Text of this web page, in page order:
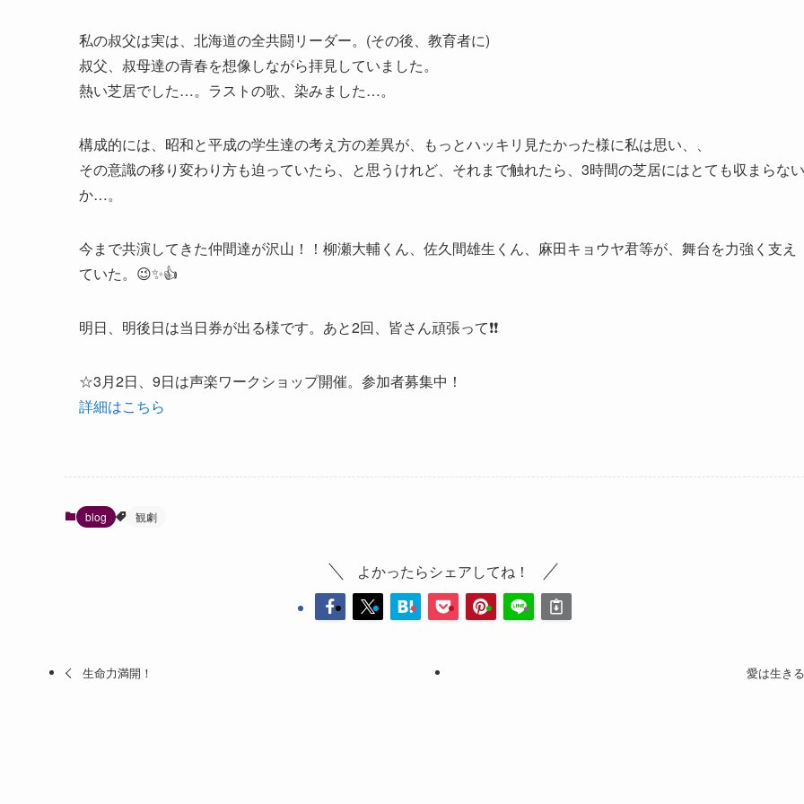
私の叔父は実は、北海道の全共闘リーダー。(その後、教育者に)
叔父、叔母達の青春を想像しながら拝見していました。
熱い芝居でした…。ラストの歌、染みました…。
構成的には、昭和と平成の学生達の考え方の差異が、もっとハッキリ見たかった様に私は思い、、
その意識の移り変わり方も迫っていたら、と思うけれど、それまで触れたら、3時間の芝居にはとても収まらない
か…。
今まで共演してきた仲間達が沢山！！柳瀬大輔くん、佐久間雄生くん、麻田キョウヤ君等が、舞台を力強く支え
ていた。😉✨👍
明日、明後日は当日券が出る様です。あと2回、皆さん頑張って❗❗
☆3月2日、9日は声楽ワークショップ開催。参加者募集中！
詳細はこちら
blog 観劇
よかったらシェアしてね！
生命力満開！ 愛は生きる